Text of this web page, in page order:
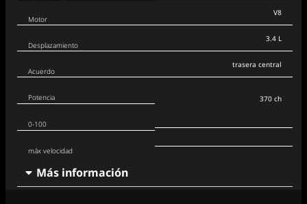
Motor
Desplazamiento
Acuerdo
V8
3.4 L
trasera central
Potencia
0-100
máx velocidad
370 ch
Más información